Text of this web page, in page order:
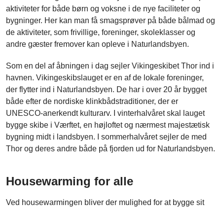
aktiviteter for både børn og voksne i de nye faciliteter og
bygninger. Her kan man få smagsprøver på både bålmad og
de aktiviteter, som frivillige, foreninger, skoleklasser og
andre gæster fremover kan opleve i Naturlandsbyen.
Som en del af åbningen i dag sejler Vikingeskibet Thor ind i
havnen. Vikingeskibslauget er en af de lokale foreninger,
der flytter ind i Naturlandsbyen. De har i over 20 år bygget
både efter de nordiske klinkbådstraditioner, der er
UNESCO-anerkendt kulturarv. I vinterhalvåret skal lauget
bygge skibe i Værftet, en højloftet og nærmest majestætisk
bygning midt i landsbyen. I sommerhalvåret sejler de med
Thor og deres andre både på fjorden ud for Naturlandsbyen.
Housewarming for alle
Ved housewarmingen bliver der mulighed for at bygge sit